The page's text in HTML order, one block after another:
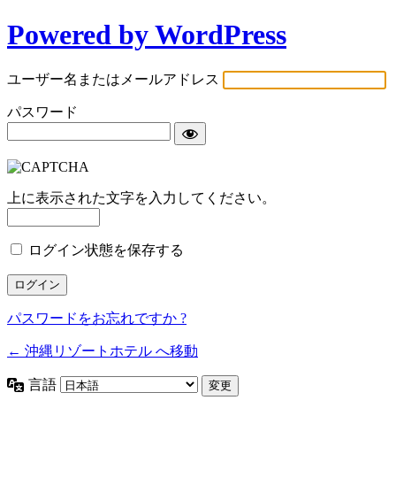
Powered by WordPress
ユーザー名またはメールアドレス
パスワード
上に表示された文字を入力してください。
ログイン状態を保存する
パスワードをお忘れですか ?
← 沖縄リゾートホテル へ移動
言語